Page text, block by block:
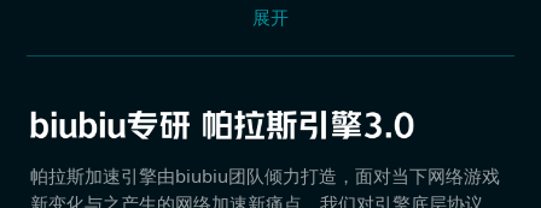
展开
帕拉斯加速引擎由biubiu团队倾力打造，面对当下网络游戏